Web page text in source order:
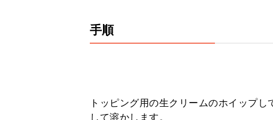
手順
トッピング用の生クリームのホイップ
して溶かします。